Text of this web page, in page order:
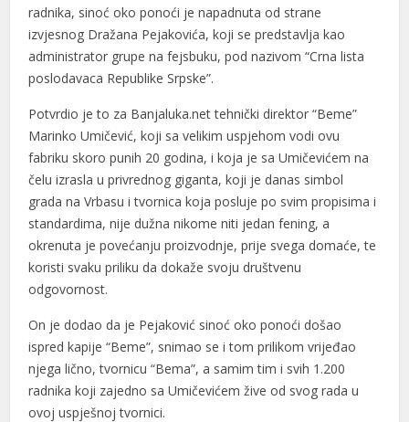
radnika, sinoć oko ponoći je napadnuta od strane
izvjesnog Dražana Pejakovića, koji se predstavlja kao
administrator grupe na fejsbuku, pod nazivom “Crna lista
poslodavaca Republike Srpske”.
Potvrdio je to za Banjaluka.net tehnički direktor “Beme”
Marinko Umičević, koji sa velikim uspjehom vodi ovu
fabriku skoro punih 20 godina, i koja je sa Umičevićem na
čelu izrasla u privrednog giganta, koji je danas simbol
grada na Vrbasu i tvornica koja posluje po svim propisima i
standardima, nije dužna nikome niti jedan fening, a
okrenuta je povećanju proizvodnje, prije svega domaće, te
koristi svaku priliku da dokaže svoju društvenu
odgovornost.
On je dodao da je Pejaković sinoć oko ponoći došao
ispred kapije “Beme”, snimao se i tom prilikom vrijeđao
njega lično, tvornicu “Bema”, a samim tim i svih 1.200
radnika koji zajedno sa Umičevićem žive od svog rada u
ovoj uspješnoj tvornici.